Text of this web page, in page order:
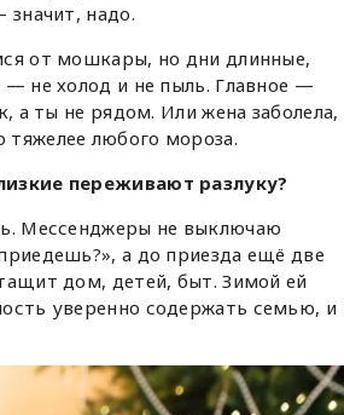
значит, надо.
от мошкары, но дни длинные,
не холод и не пыль. Главное —
а ты не рядом. Или жена заболела,
любого мороза.
переживают разлуку?
Мессенджеры не выключаю
а до приезда ещё две
дом, детей, быт. Зимой ей
уверенно содержать семью, и